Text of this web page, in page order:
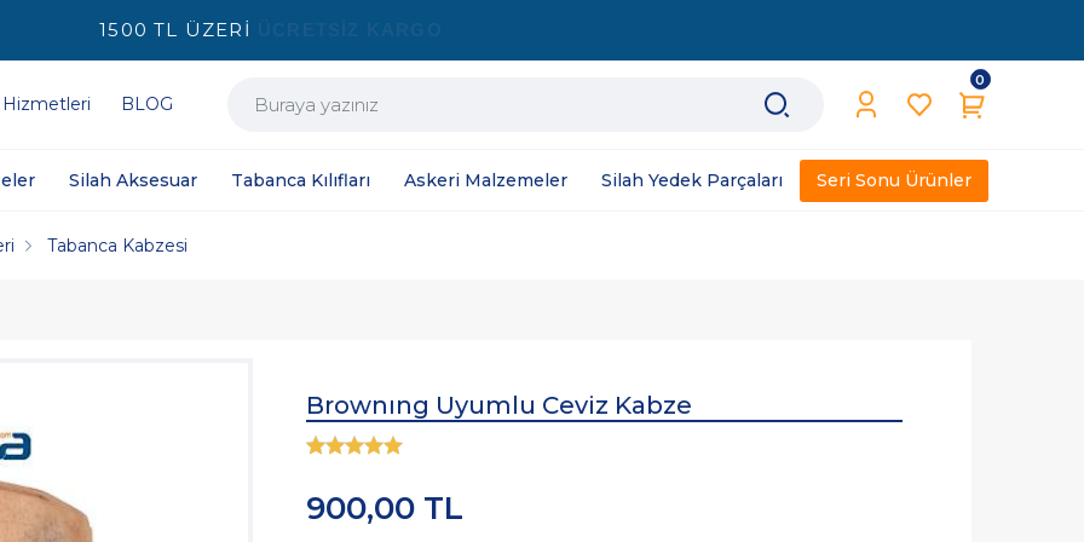
1500 TL ÜZERİ
BLOG
0
Silah Aksesuar Tabanca Kılıfları Askeri Malzemeler Silah Yedek Parçaları Seri Sonu Ürünler
Tabanca Kabzesi
Brownıng Uyumlu Ceviz Kabze
900,00 TL